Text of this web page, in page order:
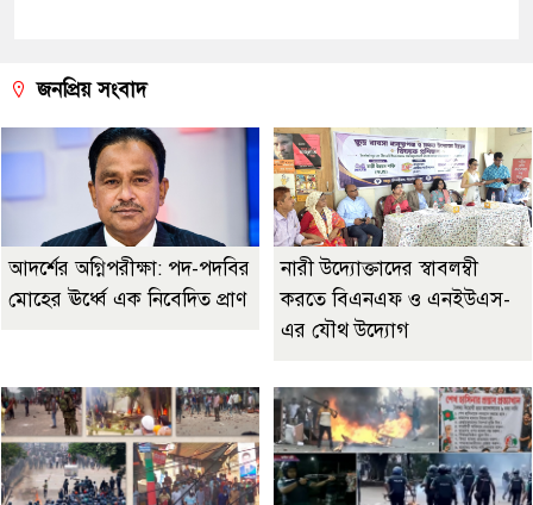
জনপ্রিয় সংবাদ
আদর্শের অগ্নিপরীক্ষা: পদ-পদবির
মোহের ঊর্ধ্বে এক নিবেদিত প্রাণ
নারী উদ্যোক্তাদের স্বাবলম্বী
করতে বিএনএফ ও এনইউএস-
এর যৌথ উদ্যোগ